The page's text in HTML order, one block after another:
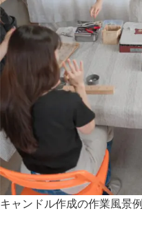
キャンドル作成の作業風景例